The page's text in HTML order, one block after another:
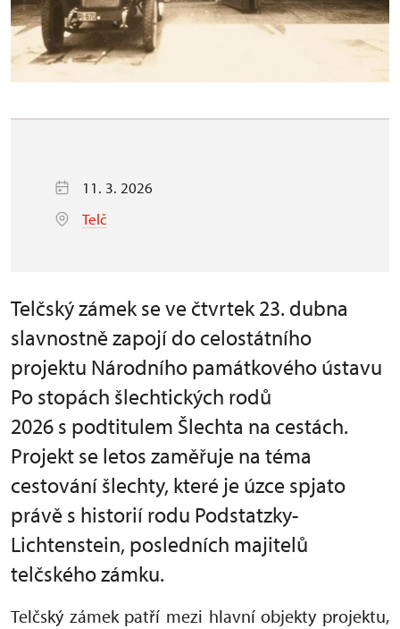
11. 3. 2026
Telč
Telčský zámek se ve čtvrtek 23. dubna
slavnostně zapojí do celostátního
projektu Národního památkového ústavu
Po stopách šlechtických rodů
2026 s podtitulem Šlechta na cestách.
Projekt se letos zaměřuje na téma
cestování šlechty, které je úzce spjato
právě s historií rodu Podstatzky-
Lichtenstein, posledních majitelů
telčského zámku.
Telčský zámek patří mezi hlavní objekty projektu,